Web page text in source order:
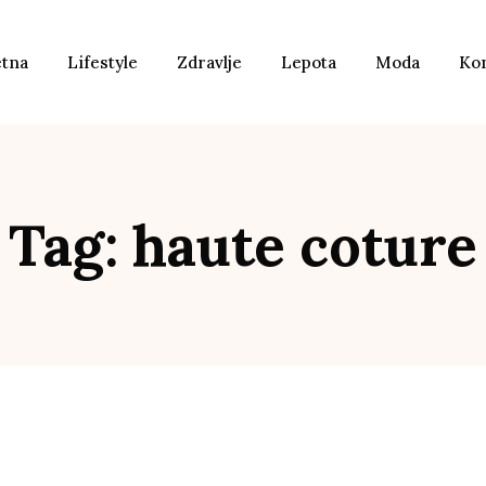
Lifestyle Zdravlje Lepota Moda
Tag: haute coture